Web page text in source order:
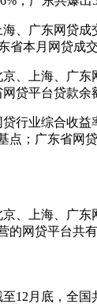
广东网贷成交
省本月网贷成
上海、广东
贷平台贷款余
业综合收益
点；广东省网
上海、广东
的网贷平台共
月底，全国共